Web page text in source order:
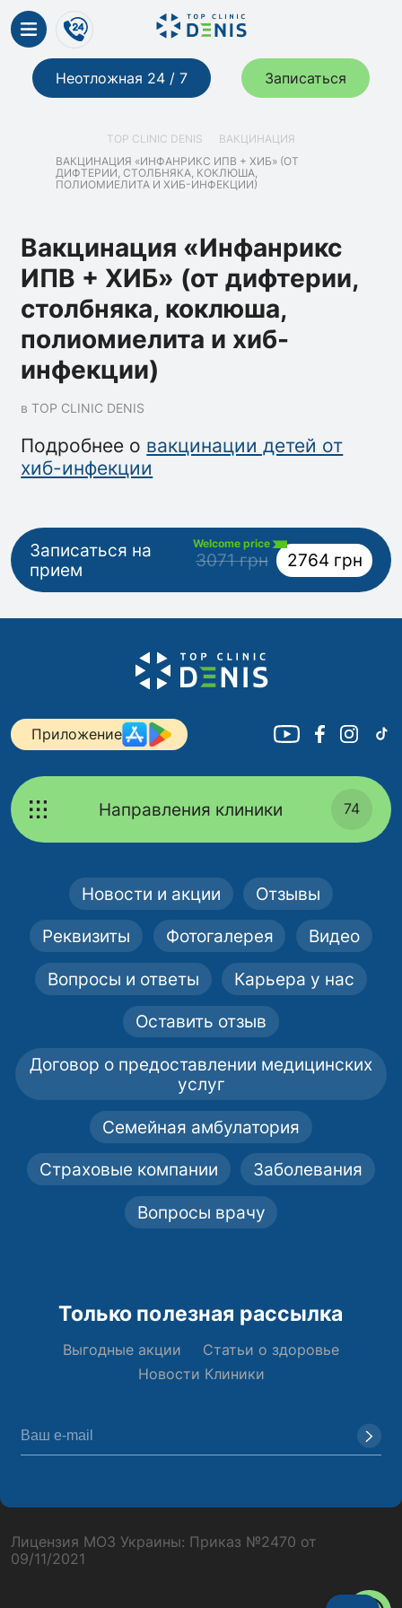
Неотложная 24 / 7 Записаться
TOP CLINIC DENIS
ВАКЦИНАЦИЯ
ВАКЦИНАЦИЯ «ИНФАНРИКС ИПВ + ХИБ» (ОТ
ДИФТЕРИИ, СТОЛБНЯКА, КОКЛЮША,
ПОЛИОМИЕЛИТА И ХИБ-ИНФЕКЦИИ)
Вакцинация «Инфанрикс
ИПВ + ХИБ» (от дифтерии,
столбняка, коклюша,
полиомиелита и хиб-
инфекции)
в TOP CLINIC DENIS
Подробнее о вакцинации детей от
хиб-инфекции
Записаться на
прием
Welcome price
3071 грн 2764 грн
Приложение
Направления клиники 74
Новости и акции Отзывы
Реквизиты Фотогалерея Видео
Вопросы и ответы Карьера у нас
Оставить отзыв
Договор о предоставлении медицинских
услуг
Семейная амбулатория
Страховые компании Заболевания
Вопросы врачу
Только полезная рассылка
Выгодные акции
Статьи о здоровье
Новости Клиники
Лицензия МОЗ Украины: Приказ №2470 от
09/11/2021